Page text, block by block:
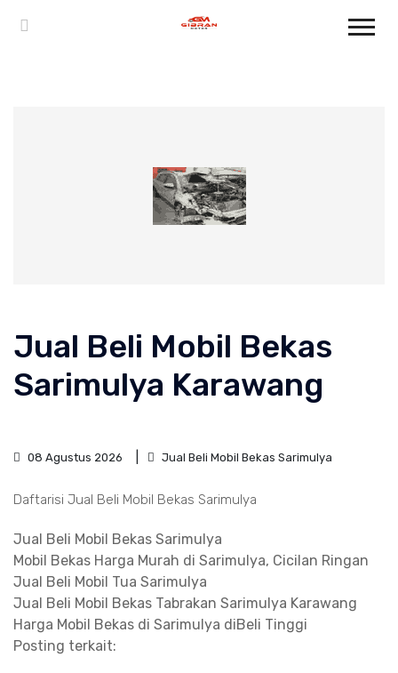
Jual Beli Mobil Bekas
Sarimulya Karawang
08 Agustus 2026 Jual Beli Mobil Bekas Sarimulya
Daftarisi Jual Beli Mobil Bekas Sarimulya
Jual Beli Mobil Bekas Sarimulya
Mobil Bekas Harga Murah di Sarimulya, Cicilan Ringan
Jual Beli Mobil Tua Sarimulya
Jual Beli Mobil Bekas Tabrakan Sarimulya Karawang
Harga Mobil Bekas di Sarimulya diBeli Tinggi
Posting terkait: